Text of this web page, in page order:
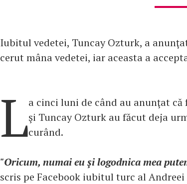
Iubitul vedetei, Tuncay Ozturk, a
cerut mâna vedetei, iar aceasta a
La cinci luni de când au anunţat
şi Tuncay Ozturk au făcut deja
curând.
"Oricum, numai eu şi logodnica mea
scris pe Facebook iubitul turc al